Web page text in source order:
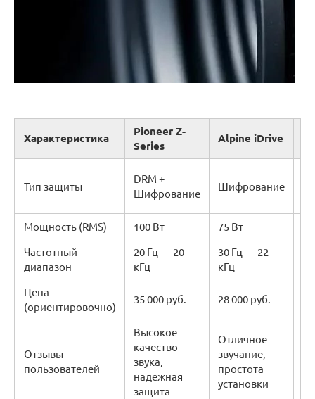
Характеристика
Pioneer Z-
Series
Alpine iDrive
Тип защиты
DRM +
Шифрование
Шифрование
Мощность (RMS)
100 Вт 75 Вт
Частотный
диапазон
20 Гц — 20
кГц
30 Гц — 22
кГц
Цена
(ориентировочно)
35 000 руб. 28 000 руб.
Отзывы
пользователей
Высокое
качество
звука,
надежная
защита
Отличное
звучание,
простота
установки